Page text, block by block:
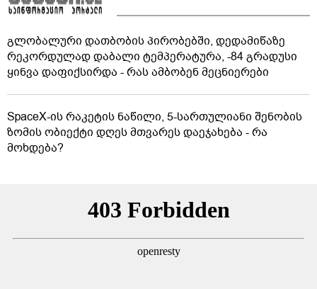
გლობალური დათბობის პირობებში, დედამიწაზე
რეკორდულად დაბალი ტემპერატურა, -84 გრადუსი
ყინვა დაფიქსირდა - რას ამბობენ მეცნიერები
SpaceX-ის რაკეტის ნაწილი, 5-სართულიანი შენობის
ზომის ობიექტი დღეს მთვარეს დაეჯახება - რა
მოხდება?